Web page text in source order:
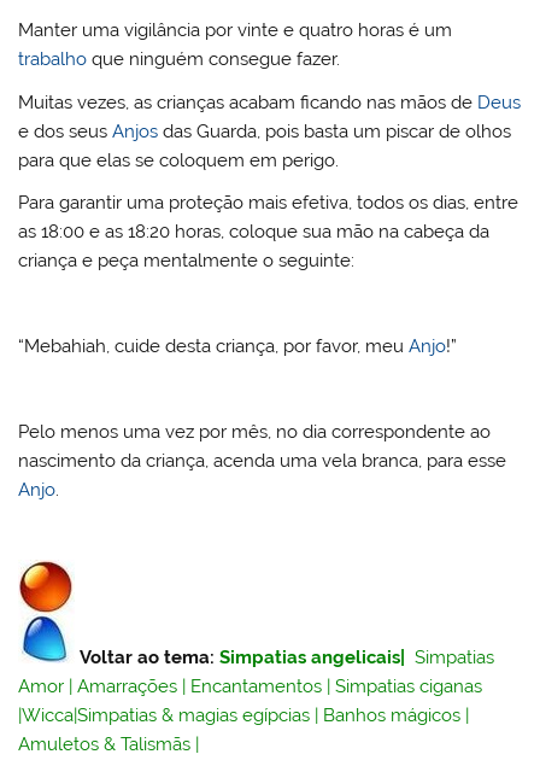
Manter uma vigilância por vinte e quatro horas é um
trabalho que ninguém consegue fazer.
Muitas vezes, as crianças acabam ficando nas mãos de Deus
e dos seusAnjos das Guarda, pois basta um piscar de olhos
para que elas se coloquem em perigo.
Para garantir uma proteção mais efetiva, todos os dias, entre
as 18:00 e as 18:20 horas, coloque sua mão na cabeça da
criança e peça mentalmente o seguinte:
“Mebahiah, cuide desta criança, por favor, meuAnjo!”
Pelo menos uma vez por mês, no dia correspondente ao
nascimento da criança, acenda uma vela branca, para esse
Anjo.
Voltar ao tema: Simpatias angelicais
Simpatias
Amor |Amarrações Encantamentos |Simpatias ciganas
|Wicca|Simpatias & magias egípcias Banhos mágicos
Amuletos & Talismãs